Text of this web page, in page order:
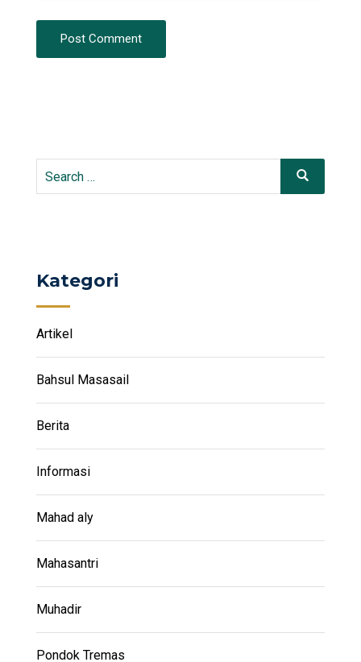
Post Comment
Kategori
Artikel
Bahsul Masasail
Berita
Informasi
Mahad aly
Mahasantri
Muhadir
Pondok Tremas